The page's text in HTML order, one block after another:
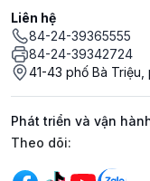
Liên hệ
84-24-39365555
84-24-39342724
41-43 phố Bà Triệu,
Phát triển và vận
Mạng xã hội
Theo dõi: